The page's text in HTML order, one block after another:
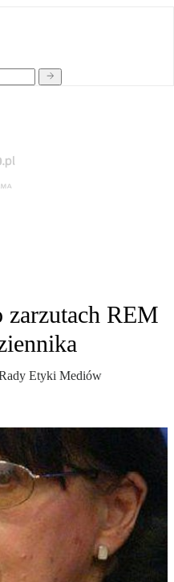
zarzutach REM
Etyki Mediów